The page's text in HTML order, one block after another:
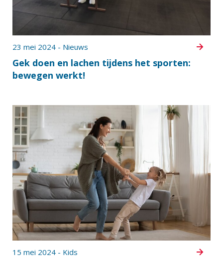
Gek doen en lachen tijdens het sporten:
bewegen werkt!
23 mei 2024 - Nieuws
15 mei 2024 - Kids